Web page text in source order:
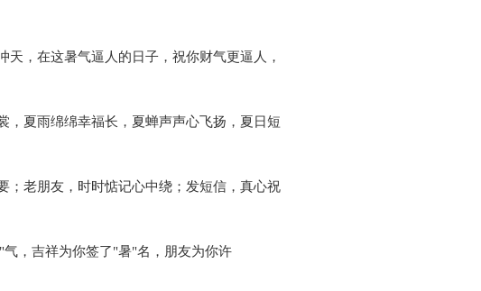
，在这暑气逼人的日子，祝你财气更逼人，
，夏雨绵绵幸福长，夏蝉声声心飞扬，夏日短
；老朋友，时时惦记心中绕；发短信，真心祝
，吉祥为你签了"暑"名，朋友为你许